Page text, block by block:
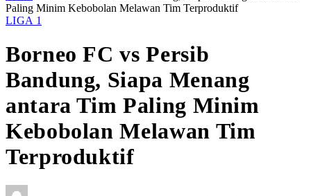
Paling Minim Kebobolan Melawan Tim Terproduktif
LIGA 1
Borneo FC vs Persib
Bandung, Siapa Menang
antara Tim Paling Minim
Kebobolan Melawan Tim
Terproduktif